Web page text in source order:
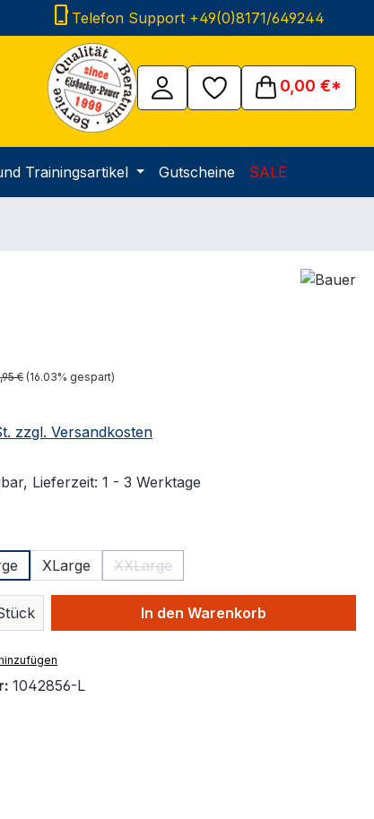
phone_iphone Telefon Support +49(0)8171/649244
0,00 €*
Trainingsartikel Gutscheine SALE
Preis:
€ (16.03% gespart)
zzgl. Versandkosten
Lieferzeit: 1 - 3 Werktage
XLarge XXLarge
(Diese Option ist zurzeit nicht
Gib den gewünschten Wert
In den Warenkorb
1042856-L